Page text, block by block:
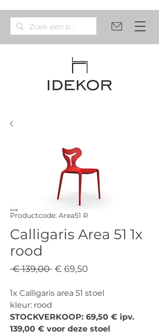
Productcode: Area51 R
Calligaris Area 51 1x
rood
€ 139,00 Normale
€ 69,50
1x Calligaris area 51 stoel
kleur: rood
STOCKVERKOOP: 69,50 € ipv.
139,00 € voor deze stoel